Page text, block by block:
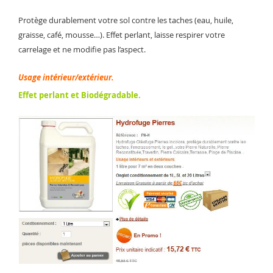
Protège durablement votre sol contre les taches (eau, huile,
graisse, café, mousse…). Effet perlant, laisse respirer votre
carrelage et ne modifie pas l’aspect.
Usage intérieur/extérieur.
Effet perlant et Biodégradable.